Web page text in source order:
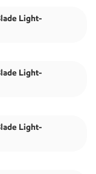
Light-
Light-
Light-